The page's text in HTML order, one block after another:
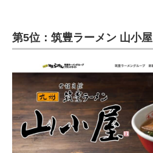
第5位：筑豊ラーメン 山小屋